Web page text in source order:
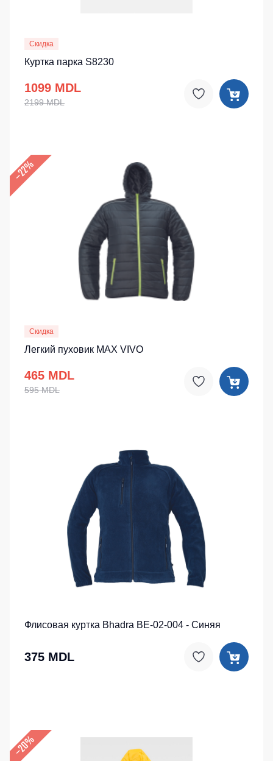
Скидка
Куртка парка S8230
1099 MDL
2199 MDL
–22%
Скидка
Легкий пуховик MAX VIVO
465 MDL
595 MDL
Флисовая куртка Bhadra BE-02-004 - Синяя
375 MDL
–20%